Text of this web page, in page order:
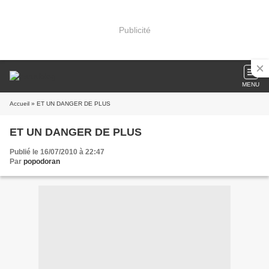
Publicité
MENU
Accueil » ET UN DANGER DE PLUS
ET UN DANGER DE PLUS
Publié le 16/07/2010 à 22:47
Par popodoran